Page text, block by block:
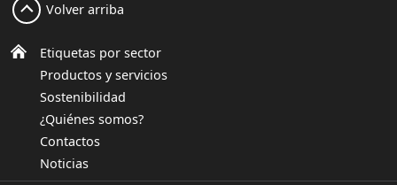
Etiquetas por sector
Productos y servicios
Sostenibilidad
¿Quiénes somos?
Contactos
Noticias
Volver arriba